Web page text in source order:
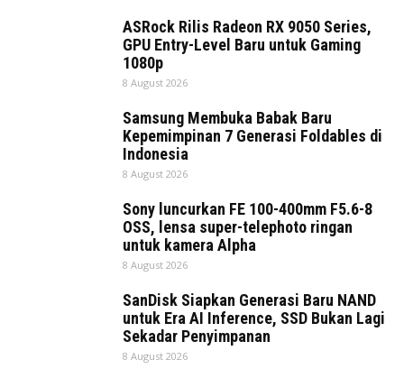
ASRock Rilis Radeon RX 9050 Series,
GPU Entry-Level Baru untuk Gaming
1080p
8 August 2026
Samsung Membuka Babak Baru
Kepemimpinan 7 Generasi Foldables di
Indonesia
8 August 2026
Sony luncurkan FE 100-400mm F5.6-8
OSS, lensa super-telephoto ringan
untuk kamera Alpha
8 August 2026
SanDisk Siapkan Generasi Baru NAND
untuk Era AI Inference, SSD Bukan Lagi
Sekadar Penyimpanan
8 August 2026